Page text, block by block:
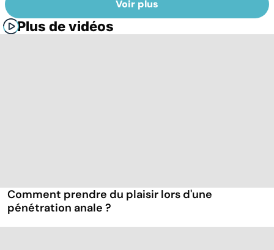
Voir plus
Plus de vidéos
Comment prendre du plaisir lors d'une
pénétration anale ?